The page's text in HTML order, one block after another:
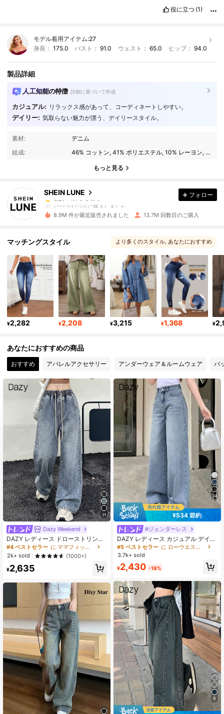
役に立つ (1)
モデル着用アイテム:27
身長： 175.0 バスト：91.0 ウェスト： 65.0 ヒップ： 94.0
製品詳細
人工知能の特徴 詳細に基づいて作成
カジュアル: リラックス感があって、コーディネートしやすい。
デイリー: 気取らない魅力が漂う、デイリースタイル。
素材:
デニム
組成:
46% コットン, 41% ポリエステル, 10% レーヨン, 3% リヨセル
もっと見る
SHEIN LUNE
1M フォロワー
4.91
1M フォロワー
s***7は 1日前 に購入しました
4.91 1M フォロワー
4.91 1M フォロワー
4.91 1M フォロワー
4.91 1M フォロワー
4.91 1M フォロワー
4.91 1M フォロワー
4.91 1M フォロワー
フォロー
8.9M 件が最近販売されました 13.7M 回数目のご購入
マッチングスタイル より多くのスタイル , あなたにおすすめ
¥2,282 ¥2,208 ¥3,215 ¥1,368 ¥
あなたにおすすめの商品
おすすめ アパレルアクセサリー アンダーウェア＆ルームウェア バ
11
Dazy Weekend
DAZY レディース ドローストリング
ウエスト ポケット ワイドレッグ ル
ーズ カジュアルジーンズ
#4 ベストセラー
に ママフィット 女性用デニム
2k+ sold
(1000+)
¥2,635
24
¥534 節約
#ジェンダーレス
DAZY レディース カジュアル デイリ
ー ウォッシュ加工 斜めポケット ワ
イドレッグジーンズ スクール
#5 ベストセラー
に ローウエスト 女性用デニム
3.7k+ sold
¥2,430 -18%
8